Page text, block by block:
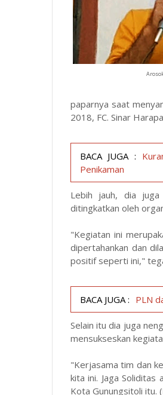
paparnya saat
2018, FC. Sinar
BACA JUGA :
Penikaman
Lebih jauh, dia
ditingkatkan oleh
"Kegiatan ini
dipertahankan dan
positif seperti ini,"
BACA JUGA : PLN
Selain itu dia juga
mensukseskan
"Kerjasama tim dan
kita ini. Jaga
Kota Gunungsitoli itu. (